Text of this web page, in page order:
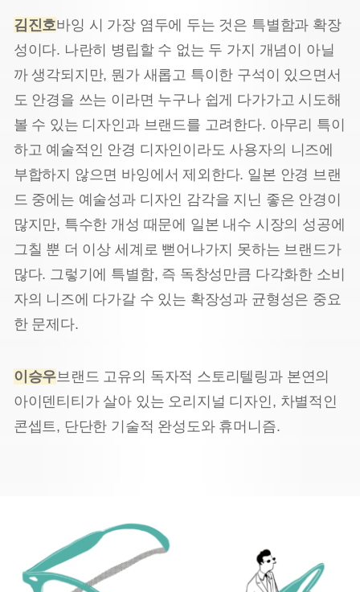
김진호바잉 시 가장 염두에 두는 것은 특별함과 확장
성이다. 나란히 병립할 수 없는 두 가지 개념이 아닐
까 생각되지만, 뭔가 새롭고 특이한 구석이 있으면서
도 안경을 쓰는 이라면 누구나 쉽게 다가가고 시도해
볼 수 있는 디자인과 브랜드를 고려한다. 아무리 특이
하고 예술적인 안경 디자인이라도 사용자의 니즈에
부합하지 않으면 바잉에서 제외한다. 일본 안경 브랜
드 중에는 예술성과 디자인 감각을 지닌 좋은 안경이
많지만, 특수한 개성 때문에 일본 내수 시장의 성공에
그칠 뿐 더 이상 세계로 뻗어나가지 못하는 브랜드가
많다. 그렇기에 특별함, 즉 독창성 만큼 다각화한 소비
자의 니즈에 다가갈 수 있는 확장성과 균형성은 중요
한 문제다.
이승우브랜드 고유의 독자적 스토리텔링과 본연의
아이덴티티가 살아 있는 오리지널 디자인, 차별적인
콘셉트, 단단한 기술적 완성도와 휴머니즘.